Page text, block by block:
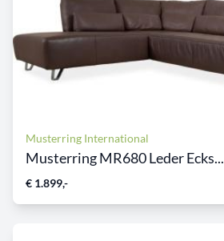
Musterring International
Musterring MR680 Leder Ecks...
€ 1.899,-